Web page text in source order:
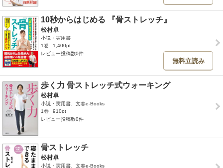
10秒からはじめる 『骨ストレッチ』
松村卓
小説・実用書
1巻
1,400pt
レビュー投稿数0件
無料立読み
歩く力 骨ストレッチ式ウォーキング
松村卓
小説・実用書、文春e-Books
1巻
910pt
レビュー投稿数0件
骨ストレッチ
松村卓
小説・実用書、文春e-Books